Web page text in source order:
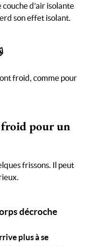
d’air isolante
son effet isolant.
froid, comme pour
froid pour un
frissons. Il peut
décroche
plus à se